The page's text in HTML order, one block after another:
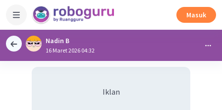
Masuk
Nadin B
16 Maret 2026 04:32
Iklan